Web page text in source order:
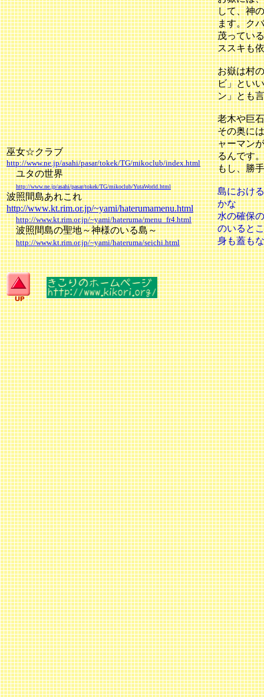
巫女☆クラブ
http://www.ne.jp/asahi/pasar/tokek/TG/mikoclub/index.html
ユタの世界
http://www.ne.jp/asahi/pasar/tokek/TG/mikoclub/YutaWorld.html
波照間島あれこれ
http://www.kt.rim.or.jp/~yami/haterumamenu.html
http://www.kt.rim.or.jp/~yami/hateruma/menu_fr4.html
波照間島の聖地～神様のいる島～
http://www.kt.rim.or.jp/~yami/hateruma/seichi.html
して、神
ます。ク
茂ってい
ススキも
お嶽は村
ビ」とい
ン」とも
老木や巨
その奥に
ャーマン
るんです。
もし、勝
島におけ
かな
水の確保
のいると
身も蓋も